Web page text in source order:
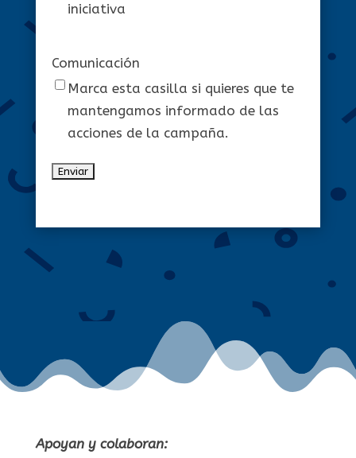
iniciativa
Comunicación
Marca esta casilla si quieres que te
mantengamos informado de las
acciones de la campaña.
Apoyan y colaboran: